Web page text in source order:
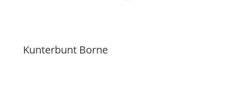
Kunterbunt Borne